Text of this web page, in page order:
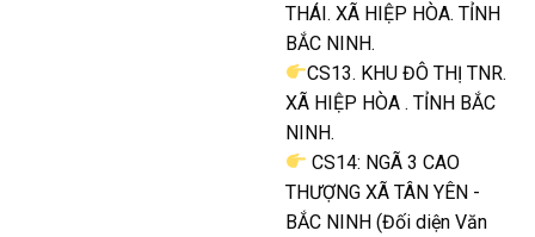
THÁI. XÃ HIỆP HÒA. TỈNH
BẮC NINH.
CS13. KHU ĐÔ THỊ TNR.
XÃ HIỆP HÒA . TỈNH BẮC
NINH.
CS14: NGÃ 3 CAO
THƯỢNG XÃ TÂN YÊN -
BẮC NINH (Đối diện Văn